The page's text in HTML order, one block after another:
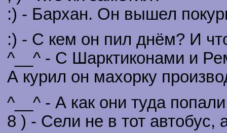
:) - Бархан. Он вышел
:) - С кем он пил днём? И
^__^ - С Шарктиконами и
А курил он махорку
^__^ - А как они туда
8 ) - Сели не в тот автобус,